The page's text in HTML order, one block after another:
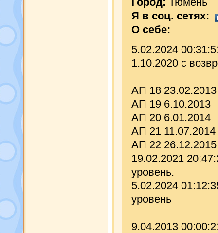
Я в соц. сетях:
О себе:
5.02.2024
1.10.2020 с
АП 18 23.02.2013
АП 19 6.10.2013
АП 20 6.01.2014
АП 21 11.07.2014
АП 22 26.12.2015
19.02.2021
уровень.
5.02.2024
уровень
9.04.2013